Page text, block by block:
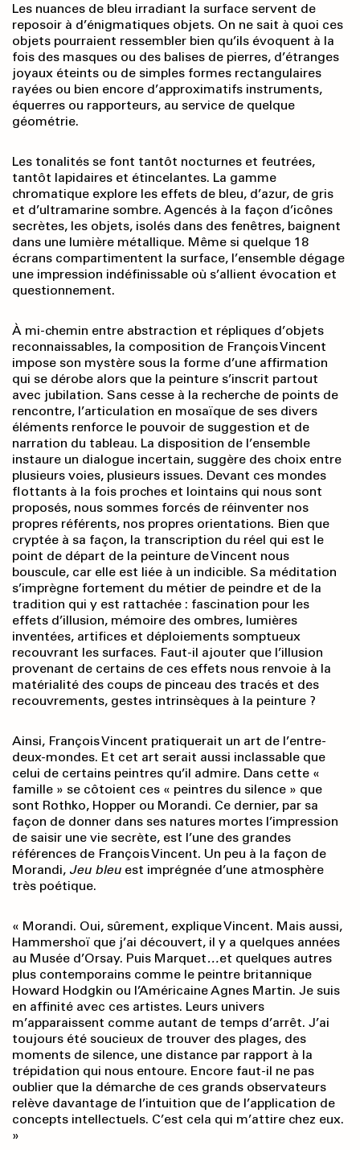
Les nuances de bleu irradiant la surface servent de
reposoir à d’énigmatiques objets. On ne sait à quoi ces
objets pourraient ressembler bien qu’ils évoquent à la
fois des masques ou des balises de pierres, d’étranges
joyaux éteints ou de simples formes rectangulaires
rayées ou bien encore d’approximatifs instruments,
équerres ou rapporteurs, au service de quelque
géométrie.
Les tonalités se font tantôt nocturnes et feutrées,
tantôt lapidaires et étincelantes. La gamme
chromatique explore les effets de bleu, d’azur, de gris
et d’ultramarine sombre. Agencés à la façon d’icônes
secrètes, les objets, isolés dans des fenêtres, baignent
dans une lumière métallique. Même si quelque 18
écrans compartimentent la surface, l’ensemble dégage
une impression indéfinissable où s’allient évocation et
questionnement.
À mi-chemin entre abstraction et répliques d’objets
reconnaissables, la composition de François Vincent
impose son mystère sous la forme d’une affirmation
qui se dérobe alors que la peinture s’inscrit partout
avec jubilation. Sans cesse à la recherche de points de
rencontre, l’articulation en mosaïque de ses divers
éléments renforce le pouvoir de suggestion et de
narration du tableau. La disposition de l’ensemble
instaure un dialogue incertain, suggère des choix entre
plusieurs voies, plusieurs issues. Devant ces mondes
flottants à la fois proches et lointains qui nous sont
proposés, nous sommes forcés de réinventer nos
propres référents, nos propres orientations. Bien que
cryptée à sa façon, la transcription du réel qui est le
point de départ de la peinture de Vincent nous
bouscule, car elle est liée à un indicible. Sa méditation
s’imprègne fortement du métier de peindre et de la
tradition qui y est rattachée : fascination pour les
effets d’illusion, mémoire des ombres, lumières
inventées, artifices et déploiements somptueux
recouvrant les surfaces. Faut-il ajouter que l’illusion
provenant de certains de ces effets nous renvoie à la
matérialité des coups de pinceau des tracés et des
recouvrements, gestes intrinsèques à la peinture ?
Ainsi, François Vincent pratiquerait un art de l’entre-
deux-mondes. Et cet art serait aussi inclassable que
celui de certains peintres qu’il admire. Dans cette «
famille » se côtoient ces « peintres du silence » que
sont Rothko, Hopper ou Morandi. Ce dernier, par sa
façon de donner dans ses natures mortes l’impression
de saisir une vie secrète, est l’une des grandes
références de François Vincent. Un peu à la façon de
Morandi, Jeu bleu est imprégnée d’une atmosphère
très poétique.
« Morandi. Oui, sûrement, explique Vincent. Mais aussi,
Hammershoï que j’ai découvert, il y a quelques années
au Musée d’Orsay. Puis Marquet…et quelques autres
plus contemporains comme le peintre britannique
Howard Hodgkin ou l’Américaine Agnes Martin. Je suis
en affinité avec ces artistes. Leurs univers
m’apparaissent comme autant de temps d’arrêt. J’ai
toujours été soucieux de trouver des plages, des
moments de silence, une distance par rapport à la
trépidation qui nous entoure. Encore faut-il ne pas
oublier que la démarche de ces grands observateurs
relève davantage de l’intuition que de l’application de
concepts intellectuels. C’est cela qui m’attire chez eux.
»